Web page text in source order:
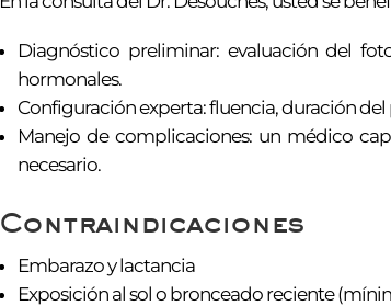
Diagnóstico preliminar: evaluación del
hormonales.
Configuración experta: fluencia, duración
Manejo de complicaciones: un médico
necesario.
Contraindicaciones
Embarazo y lactancia
Exposición al sol o bronceado reciente